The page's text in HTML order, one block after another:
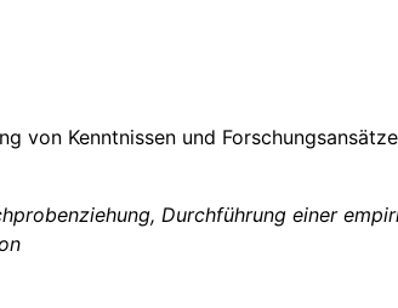
von Kenntnissen und
Durchführung einer